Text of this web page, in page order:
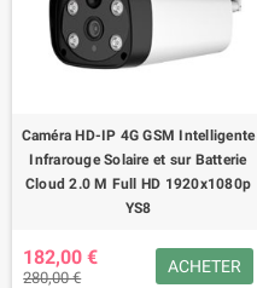
Caméra HD-IP 4G GSM Intelligente
Infrarouge Solaire et sur Batterie
Cloud 2.0 M Full HD 1920x1080p
YS8
182,00 €
280,00 €
ACHETER